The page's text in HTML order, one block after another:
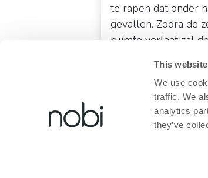
This
We use
traffic. We
analytics
they’ve
te rapen dat onder
gevallen. Zodra de
ruimte verlaat zal
hervatten.